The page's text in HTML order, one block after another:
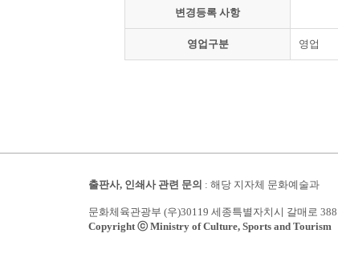
변경등록 사항
영업구분 영업
출판사, 인쇄사 관련 문의 : 해당 지자체 문화예술과
문화체육관광부 (우)30119 세종특별자치시 갈매로
Copyright ⓒ Ministry of Culture, Sports and Tourism